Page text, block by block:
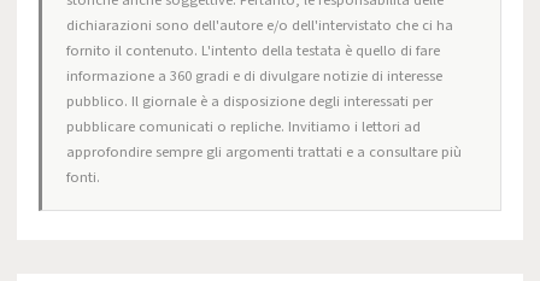
dichiarazioni sono dell'autore e/o dell'intervistato che ci ha
fornito il contenuto. L'intento della testata è quello di fare
informazione a 360 gradi e di divulgare notizie di interesse
pubblico. Il giornale è a disposizione degli interessati per
pubblicare comunicati o repliche. Invitiamo i lettori ad
approfondire sempre gli argomenti trattati e a consultare più
fonti.